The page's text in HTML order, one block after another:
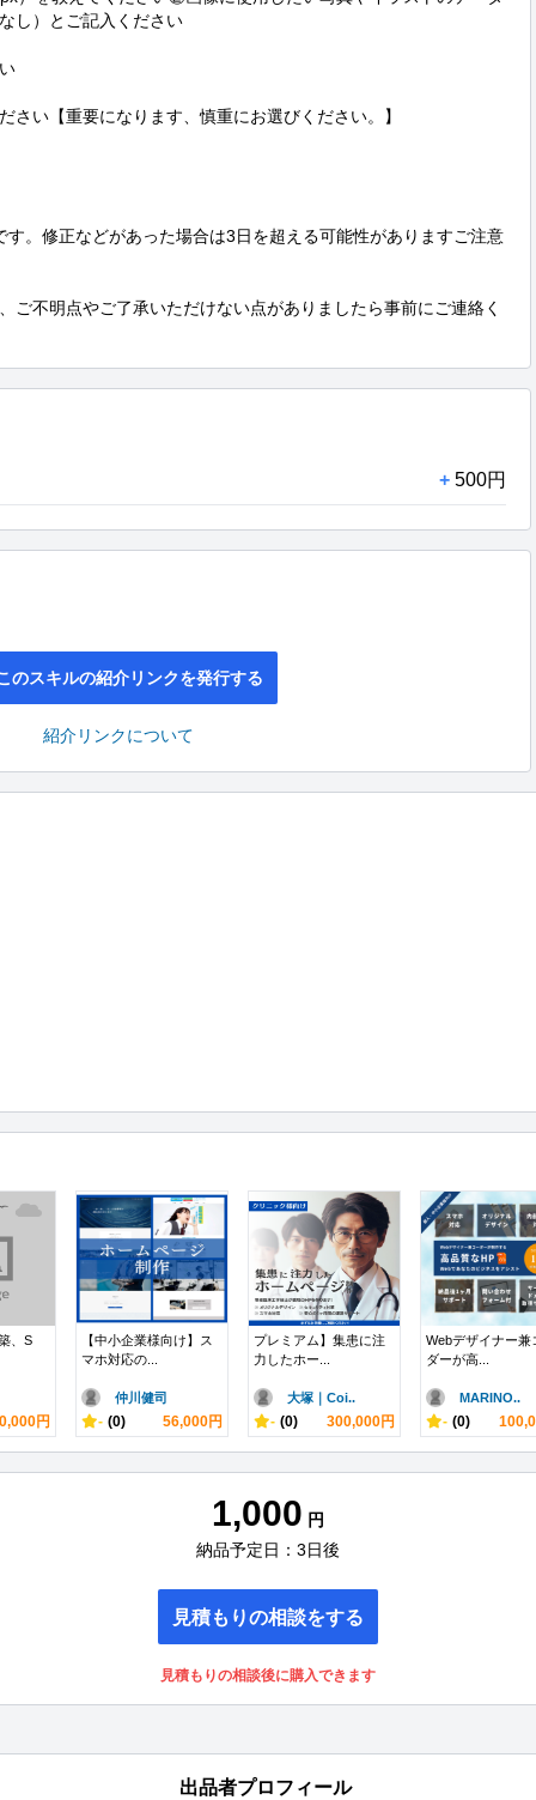
し）とご記入ください
い【重要になります、慎重にお選びください。】
。修正などがあった場合は3日を超える可能性がありますご注意
ご不明点やご了承いただけない点がありましたら事前にご連絡く
+ 500円
のスキルの紹介リンクを発行する
紹介リンクについて
、S
円
【中小企業様向け】ス
マホ対応の...
仲川健司
- (0) 56,000円
プレミアム】集患に注
力したホー...
大塚｜Coi..
- (0) 300,000円
Webデザイナー兼
ダーが高...
MARINO..
- (0)
1,000 円
納品予定日：3日後
見積もりの相談をする
見積もりの相談後に購入できます
出品者プロフィール